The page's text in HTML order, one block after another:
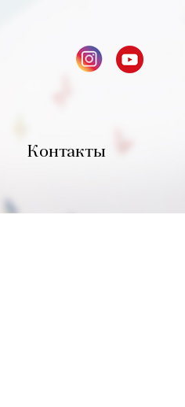
Контакты